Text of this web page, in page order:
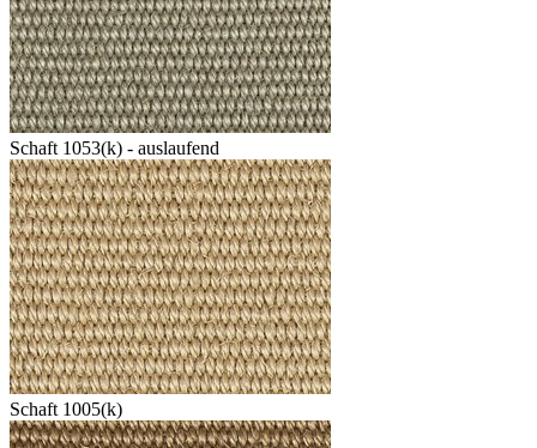
Schaft 1053(k) - auslaufend
Schaft 1005(k)